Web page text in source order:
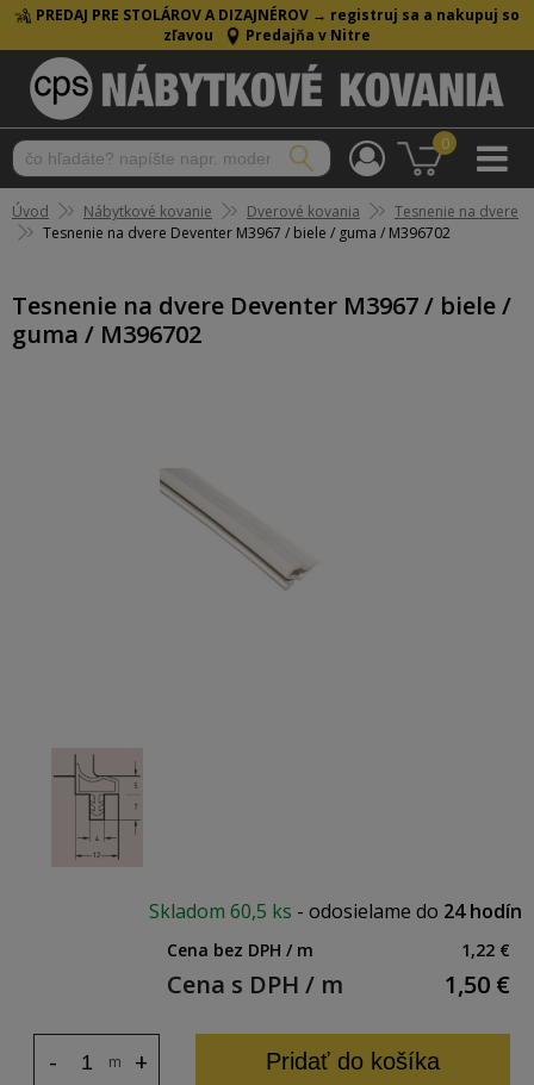
PREDAJ PRE STOLÁROV A DIZAJNÉROV → registruj sa a nakupuj so
zľavou
Predajňa v Nitre
0
Úvod Nábytkové kovanie Dverové kovania
Tesnenie na dvere
Tesnenie na dvere Deventer M3967 / biele / guma / M396702
Tesnenie na dvere Deventer M3967 / biele /
guma / M396702
Skladom 60,5 ks - odosielame do 24 hodín
Cena bez DPH / m 1,22 €
Cena s DPH / m 1,50 €
m +
- Pridať do košíka